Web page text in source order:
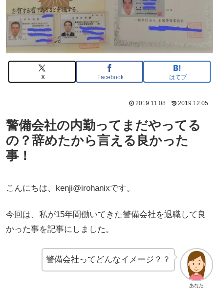
X Facebook はてブ
2019.11.08 2019.12.05
警備会社の内勤ってまだやってる
の？辞めたから言える良かった
事！
こんにちは、kenji@irohanixです。
今回は、私が15年間働いてきた警備会社を退職して良
かった事を記事にしました。
あなた
警備会社ってどんなイメージ？？